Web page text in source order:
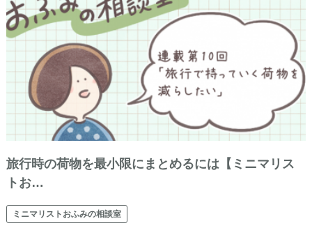
旅行時の荷物を最小限にまとめるには【ミニマリス
トお…
ミニマリストおふみの相談室